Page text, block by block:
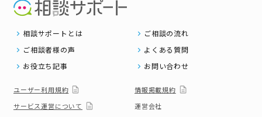
相談サポートとは
ご相談の流れ
ご相談者様の声
よくある質問
お役立ち記事
お問い合わせ
ユーザー利用規約
情報掲載規約
サービス運営について
運営会社